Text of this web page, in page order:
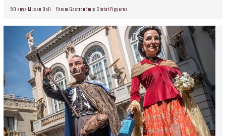
50 anys Museu Dalí Fòrum Gastronòmic Ciutat Figueres